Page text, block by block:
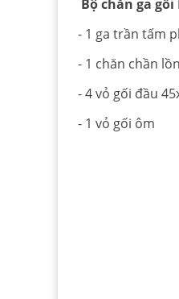
Bộ chăn ga
- 1 ga trần tấm
- 1 chăn chần
- 4 vỏ gối đầu
- 1 vỏ gối ôm